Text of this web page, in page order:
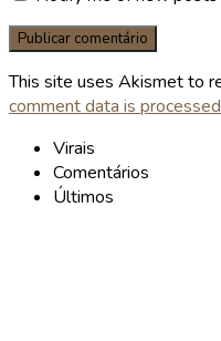
This site uses Akismet to
comment data is
Virais
Comentários
Últimos